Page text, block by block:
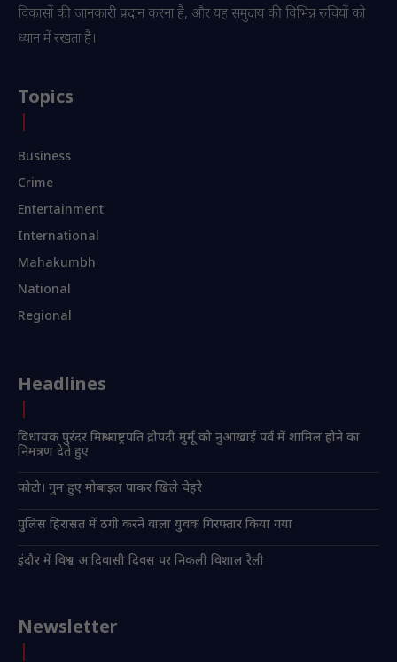
विकासों की जानकारी प्रदान करना है, और यह समुदाय की विभिन्न रुचियों को
ध्यान में रखता है।
Topics
Business
Crime
Entertainment
International
Mahakumbh
National
Regional
Headlines
विधायक पुरंदर मिश्रा राष्ट्रपति द्रौपदी मुर्मू को नुआखाई पर्व में शामिल होने का
निमंत्रण देते हुए
फोटो। गुम हुए मोबाइल पाकर खिले चेहरे
पुलिस हिरासत में ठगी करने वाला युवक गिरफ्तार किया गया
इंदौर में विश्व आदिवासी दिवस पर निकली विशाल रैली
Newsletter